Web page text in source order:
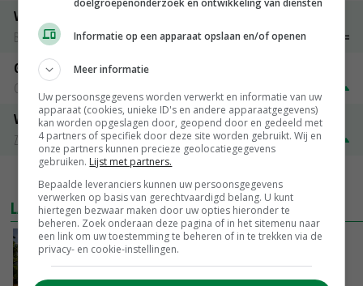
Vleeskuikens 2001-2600 gr
Barneveld
€ 1,09~ € 1,11
Gerst
Groningen
Volle melkpoeder
Zuivel NL
€ 345,00 € 20,00
MEER MARKTPRIJZEN
LAATSTE NIEUWS
Kamervragen over onttrekkingsverbod,
minister spreekt van ‘ondernemersrisico’
doelgroepenonderzoek en ontwikkeling van diensten
Informatie op een apparaat opslaan en/of openen
Meer informatie
Uw persoonsgegevens worden verwerkt en informatie van uw
apparaat (cookies, unieke ID's en andere apparaatgegevens)
kan worden opgeslagen door, geopend door en gedeeld met
4 partners of specifiek door deze site worden gebruikt. Wij en
onze partners kunnen precieze geolocatiegegevens
gebruiken. Lijst met partners.
Bepaalde leveranciers kunnen uw persoonsgegevens
verwerken op basis van gerechtvaardigd belang. U kunt
hiertegen bezwaar maken door uw opties hieronder te
beheren. Zoek onderaan deze pagina of in het sitemenu naar
een link om uw toestemming te beheren of in te trekken via de
privacy- en cookie-instellingen.